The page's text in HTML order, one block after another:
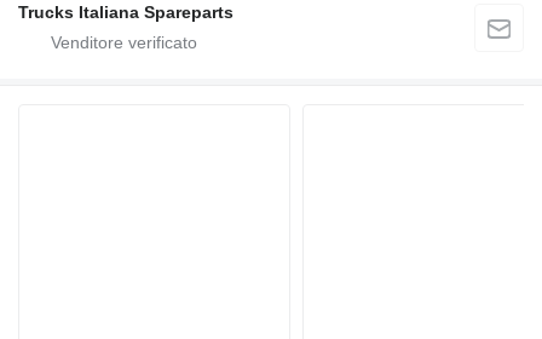
Trucks Italiana Spareparts